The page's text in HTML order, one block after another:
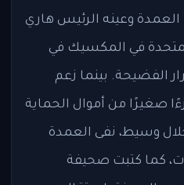
وعينه الرئيس هاري
في المكسيك في
استمرار الفضيحة. بينما زعم
صغيرًا من أموال الحماية
وسيط، نفى العمدة
كما كتبت صحيفة